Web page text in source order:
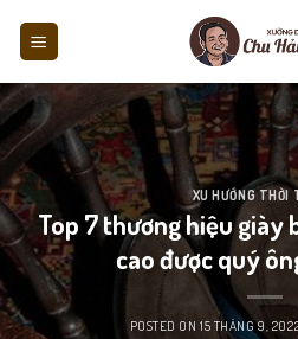
XU HƯỚNG THỜI
Top 7 thương hiệu giày
cao được quý
POSTED ON15 THÁNG 9,